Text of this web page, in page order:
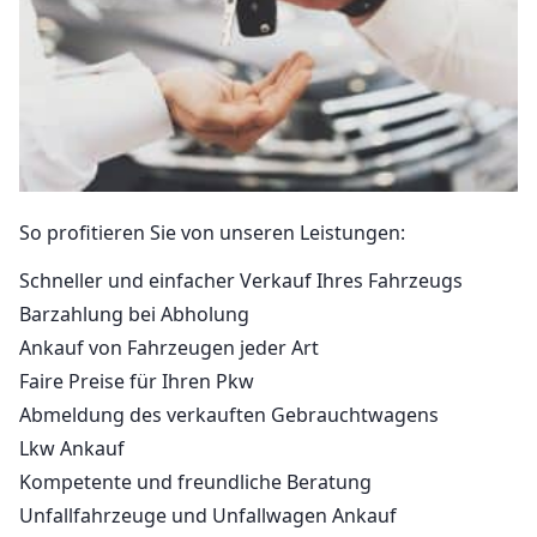
So profitieren Sie von unseren Leistungen:
Schneller und einfacher Verkauf Ihres Fahrzeugs
Barzahlung bei Abholung
Ankauf von Fahrzeugen jeder Art
Faire Preise für Ihren Pkw
Abmeldung des verkauften Gebrauchtwagens
Lkw Ankauf
Kompetente und freundliche Beratung
Unfallfahrzeuge und Unfallwagen Ankauf